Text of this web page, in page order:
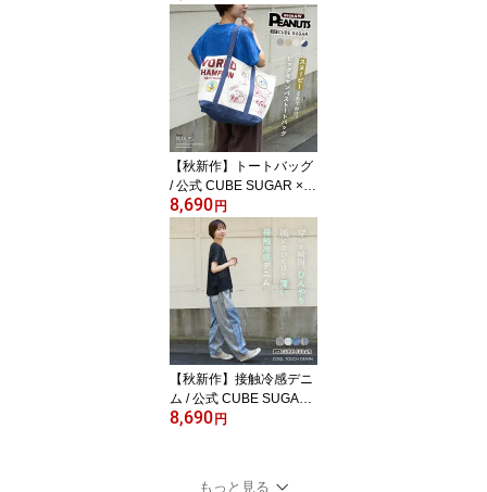
ッツ ) 32/-スラブ天竺 ラ
イン入り 7分袖 プルオー
バー Tシャツ (5色): レデ
ィース トップス カット
ソー キャラクター オー
バーサイズ スヌーピー
アメカジ カジュアル キ
ューブシュガー
【秋新作】トートバッグ
/ 公式 CUBE SUGAR × P
EANUTS ( ピーナッツ )
キャンバス ビッグ トー
トバッグ (4色): アメカジ
レディース 鞄 バッグ か
ばん 帆布 ロゴプリント
スヌーピー 大きめ 綿 通
勤 通学 カジュアル ナチ
ュラル キューブシュガー
8,690 円
【秋新作】接触冷感デニ
ム / 公式 CUBE SUGAR
4.5オンス 接触冷感 デニ
トムス パンツ デニム 涼
8,690 円
もっと見る